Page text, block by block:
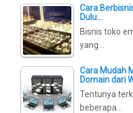
Cara
Dulu…
Bisnis toko
yang…
Cara Mudah
Domain dari
Tentunya
beberapa…